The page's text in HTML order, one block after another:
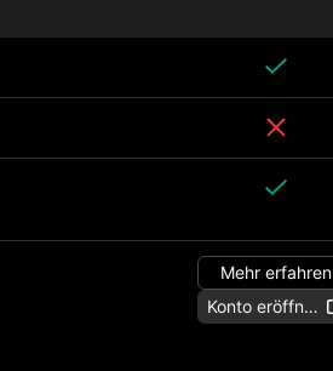
Mehr erfahren
Konto eröffnen